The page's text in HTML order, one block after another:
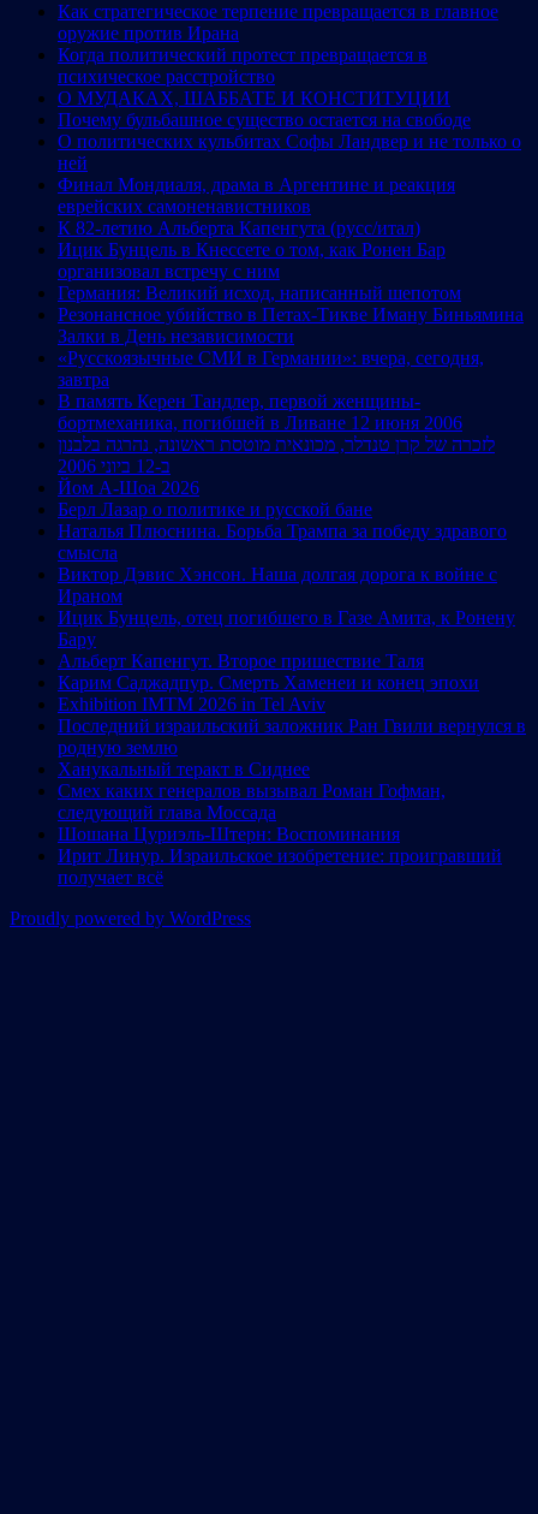
Как стратегическое терпение превращается в главное
оружие против Ирана
Когда политический протест превращается в
психическое расстройство
О МУДАКАХ, ШАББАТЕ И КОНСТИТУЦИИ
Почему бульбашное существо остается на свободе
О политических кульбитах Софы Ландвер и не только о
ней
Финал Мондиаля, драма в Аргентине и реакция
еврейских самоненавистников
К 82-летию Альберта Капенгута (русс/итал)
Ицик Бунцель в Кнессете о том, как Ронен Бар
организовал встречу с ним
Германия: Великий исход, написанный шепотом
Резонансное убийство в Петах-Тикве Иману Биньямина
Залки в День независимости
«Русскоязычные СМИ в Германии»: вчера, сегодня,
завтра
В память Керен Тандлер, первой женщины-
бортмеханика, погибшей в Ливане 12 июня 2006
לזכרה של קרן טנדלר, מכונאית מוטסת ראשונה, נהרגה בלבנון
ב-12 ביוני 2006
Йом А-Шоа 2026
Берл Лазар о политике и русской бане
Наталья Плюснина. Борьба Трампа за победу здравого
смысла
Виктор Дэвис Хэнсон. Наша долгая дорога к войне с
Ираном
Ицик Бунцель, отец погибшего в Газе Амита, к Ронену
Бару
Альберт Капенгут. Второе пришествие Таля
Карим Саджадпур. Смерть Хаменеи и конец эпохи
Exhibition IMTM 2026 in Tel Aviv
Последний израильский заложник Ран Гвили вернулся в
родную землю
Ханукальный теракт в Сиднее
Смех каких генералов вызывал Роман Гофман,
следующий глава Моссада
Шошана Цуриэль-Штерн: Воспоминания
Ирит Линур. Израильское изобретение: проигравший
получает всё
Proudly powered by WordPress